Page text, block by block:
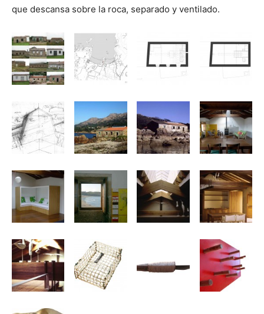
que descansa sobre la roca, separado y ventilado.